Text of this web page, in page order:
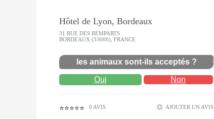
Hôtel de Lyon, Bordeaux
31 RUE DES REMPARTS
BORDEAUX (33000), FRANCE
les animaux sont-ils acceptés ?
Oui Non
⭐⭐⭐⭐⭐ 0 AVIS AJOUTER UN AVIS